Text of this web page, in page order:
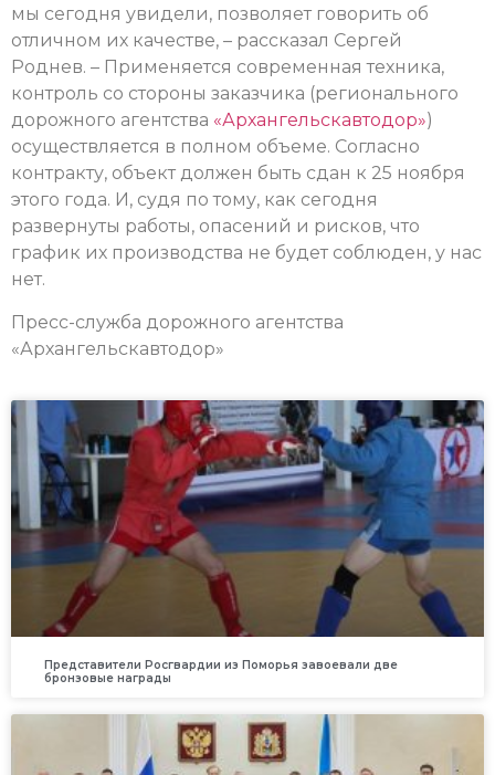
мы сегодня увидели, позволяет говорить об
отличном их качестве, – рассказал Сергей
Роднев. – Применяется современная техника,
контроль со стороны заказчика (регионального
дорожного агентства «Архангельскавтодор»)
осуществляется в полном объеме. Согласно
контракту, объект должен быть сдан к 25 ноября
этого года. И, судя по тому, как сегодня
развернуты работы, опасений и рисков, что
график их производства не будет соблюден, у нас
нет.
Пресс-служба дорожного агентства
«Архангельскавтодор»
Представители Росгвардии из Поморья завоевали две
бронзовые награды